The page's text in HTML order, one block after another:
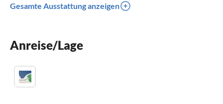
Terrasse
Waschmaschine
Gesamte Ausstattung anzeigen
Anreise/Lage